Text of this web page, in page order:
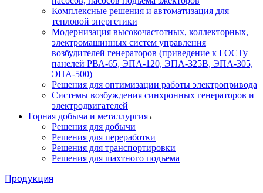
Комплексные решения и автоматизация для
тепловой энергетики
Модернизация высокочастотных, коллекторных,
электромашинных систем управления
возбудителей генераторов (приведение к ГОСТу
панелей РВА-65, ЭПА-120, ЭПА-325В, ЭПА-305,
ЭПА-500)
Решения для оптимизации работы электропривода
Системы возбуждения синхронных генераторов и
электродвигателей
Горная добыча и металлургия
Решения для добычи
Решения для переработки
Решения для транспортировки
Решения для шахтного подъема
Продукция